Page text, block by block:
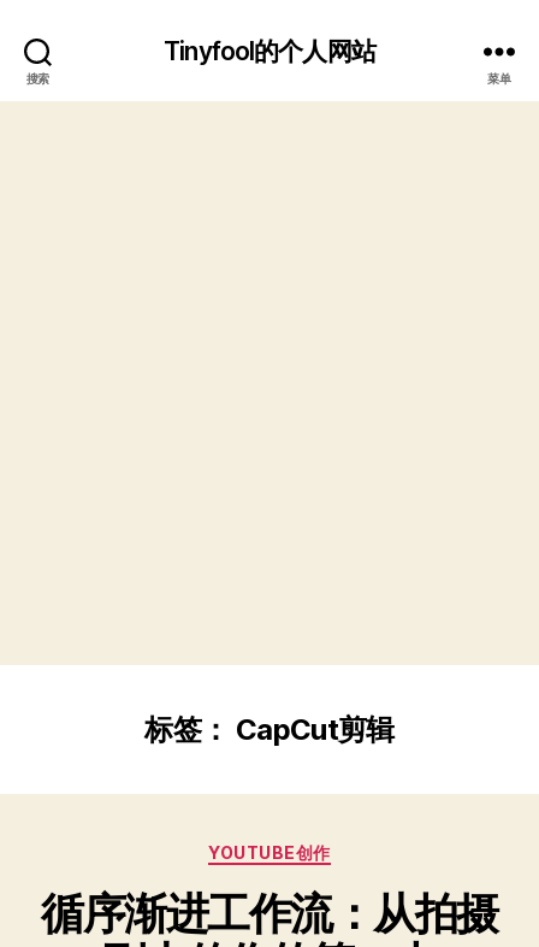
搜索
Tinyfool的个人网站
菜单
标签： CapCut剪辑
分
YOUTUBE创作
循序渐进工作流：从拍摄